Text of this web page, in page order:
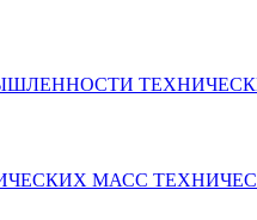
МАСС